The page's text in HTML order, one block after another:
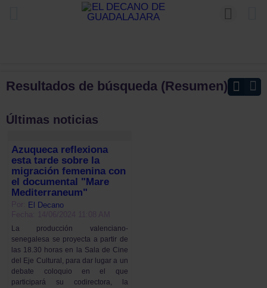
Resultados de búsqueda (Resumen)
Últimas noticias
Azuqueca reflexiona
esta tarde sobre la
migración femenina con
el documental "Mare
Mediterraneum"
El Decano
La producción valenciano-
senegalesa se proyecta a partir de
las 18.30 horas en la Sala de Cine
del Eje Cultural, para dar lugar a un
debate coloquio en el que
participará su codirectora, la